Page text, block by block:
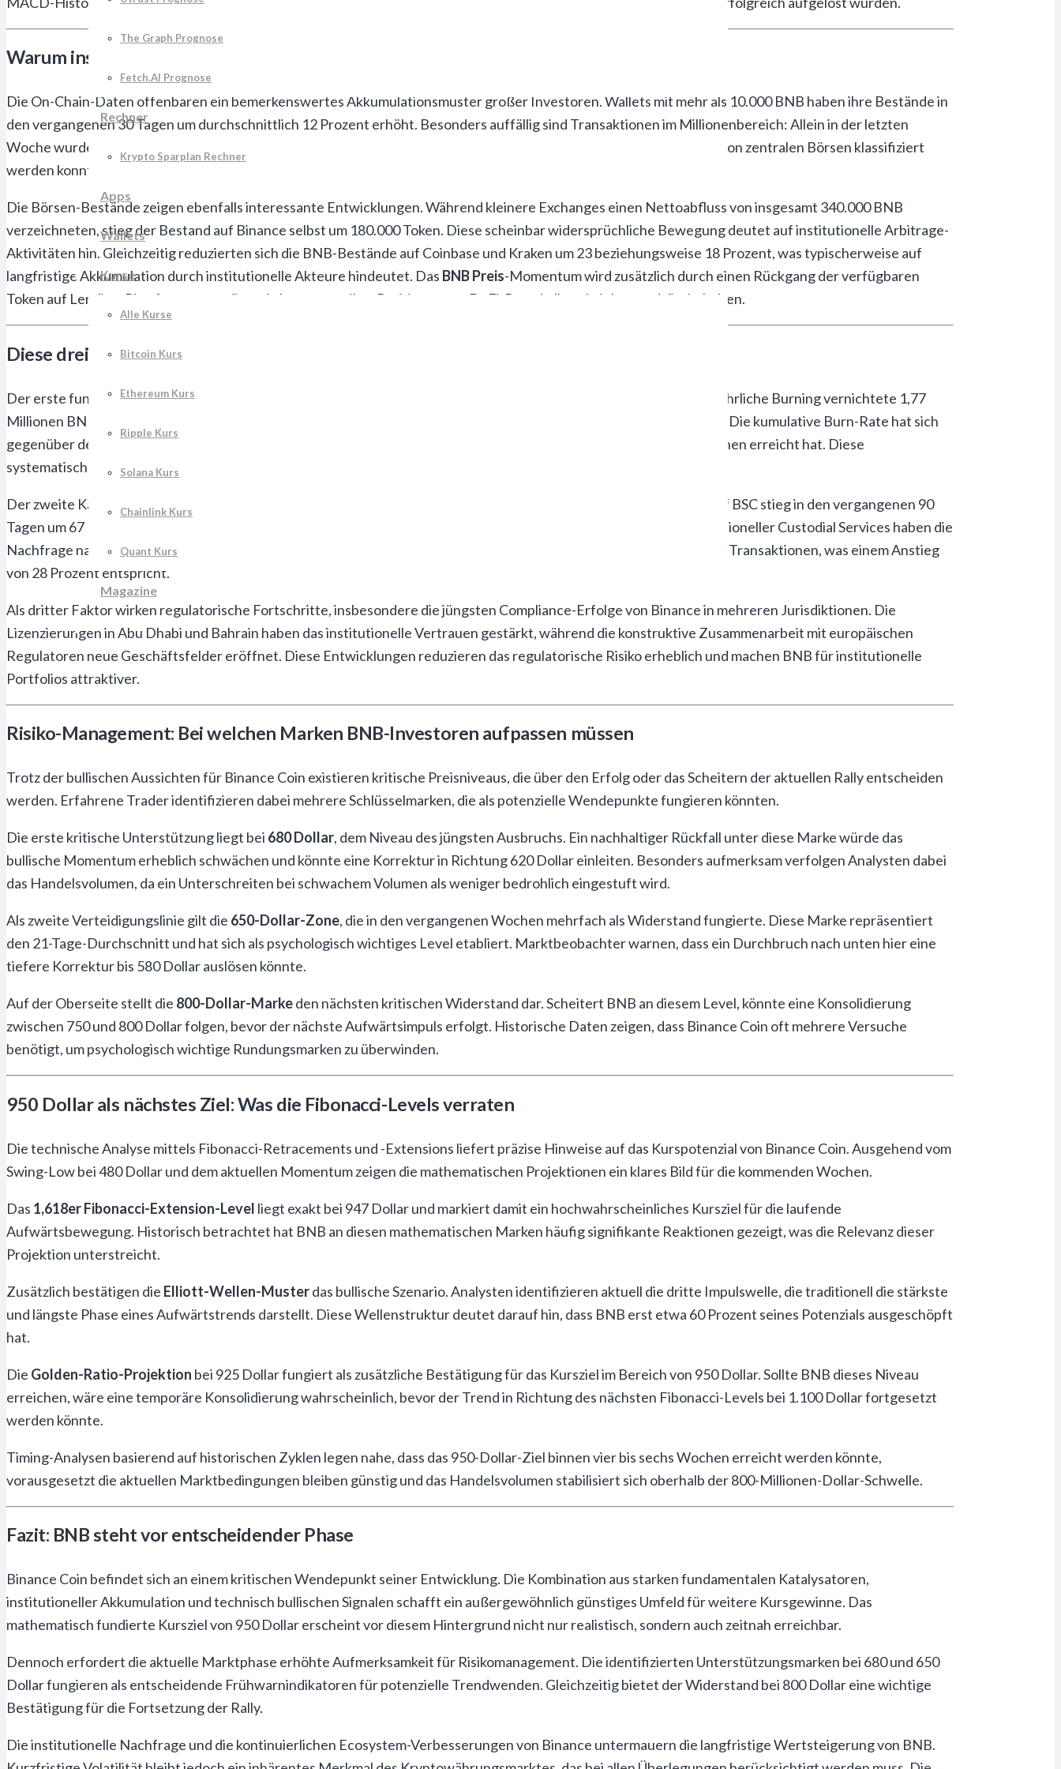
The Graph Prognose
Fetch.AI Prognose
Rechner
Krypto Sparplan Rechner
Apps
Wallets
Kurse
Alle Kurse
Bitcoin Kurs
Ethereum Kurs
Ripple Kurs
Solana Kurs
Chainlink Kurs
Quant Kurs
Magazine
Warum institutionelle Investoren gerade massiv BNB akkumulieren
Die On-Chain-Daten offenbaren ein bemerkenswertes Akkumulationsmuster großer Investoren. Wallets mit mehr als 10.000 BNB haben ihre Bestände in
den vergangenen 30 Tagen um durchschnittlich 12 Prozent erhöht. Besonders auffällig sind Transaktionen im Millionenbereich: Allein in der letzten
Woche wurden 47 Transfers mit jeweils über einer Million Dollar Gegenwert registriert, wobei die meisten als Käufe von zentralen Börsen klassifiziert
werden konnten.
Die Börsen-Bestände zeigen ebenfalls interessante Entwicklungen. Während kleinere Exchanges einen Nettoabfluss von insgesamt 340.000 BNB
verzeichneten, stieg der Bestand auf Binance selbst um 180.000 Token. Diese scheinbar widersprüchliche Bewegung deutet auf institutionelle Arbitrage-
Aktivitäten hin. Gleichzeitig reduzierten sich die BNB-Bestände auf Coinbase und Kraken um 23 beziehungsweise 18 Prozent, was typischerweise auf
langfristige Akkumulation durch institutionelle Akteure hindeutet. Das BNB Preis-Momentum wird zusätzlich durch einen Rückgang der verfügbaren
Token auf Lending-Plattformen gestützt, da Investoren ihre Positionen aus DeFi-Protokollen abziehen und direkt halten.
Diese drei Katalysatoren treiben Binance Coin zum neuen Allzeithoch
Der erste fundamentale Treiber liegt im beschleunigten Token-Burn-Mechanismus von Binance. Das jüngste vierteljährliche Burning vernichtete 1,77
Millionen BNB im Wert von 1,17 Milliarden Dollar, was die bisher zweitgrößte Burn-Aktion in der Geschichte darstellt. Die kumulative Burn-Rate hat sich
gegenüber dem Vorquartal um 34 Prozent erhöht, während die Gesamtzahl der verbrannten Token bereits 57,8 Millionen erreicht hat. Diese
systematische Angebotsreduzierung wirkt als kontinuierlicher Preistreiber.
Der zweite Katalysator ergibt sich aus der Expansion des Binance Smart Chain Ecosystems. Die Total Value Locked auf BSC stieg in den vergangenen 90
Tagen um 67 Prozent auf 8,9 Milliarden Dollar. Neue DeFi-Protokoll-Launches und die Integration zusätzlicher institutioneller Custodial Services haben die
Nachfrage nach BNB als Gas-Token deutlich erhöht. Gleichzeitig verzeichnet die BNB Chain täglich über 4,2 Millionen Transaktionen, was einem Anstieg
von 28 Prozent entspricht.
Als dritter Faktor wirken regulatorische Fortschritte, insbesondere die jüngsten Compliance-Erfolge von Binance in mehreren Jurisdiktionen. Die
Lizenzierungen in Abu Dhabi und Bahrain haben das institutionelle Vertrauen gestärkt, während die konstruktive Zusammenarbeit mit europäischen
Regulatoren neue Geschäftsfelder eröffnet. Diese Entwicklungen reduzieren das regulatorische Risiko erheblich und machen BNB für institutionelle
Portfolios attraktiver.
Risiko-Management: Bei welchen Marken BNB-Investoren aufpassen müssen
Trotz der bullischen Aussichten für Binance Coin existieren kritische Preisniveaus, die über den Erfolg oder das Scheitern der aktuellen Rally entscheiden
werden. Erfahrene Trader identifizieren dabei mehrere Schlüsselmarken, die als potenzielle Wendepunkte fungieren könnten.
Die erste kritische Unterstützung liegt bei 680 Dollar, dem Niveau des jüngsten Ausbruchs. Ein nachhaltiger Rückfall unter diese Marke würde das
bullische Momentum erheblich schwächen und könnte eine Korrektur in Richtung 620 Dollar einleiten. Besonders aufmerksam verfolgen Analysten dabei
das Handelsvolumen, da ein Unterschreiten bei schwachem Volumen als weniger bedrohlich eingestuft wird.
Als zweite Verteidigungslinie gilt die 650-Dollar-Zone, die in den vergangenen Wochen mehrfach als Widerstand fungierte. Diese Marke repräsentiert
den 21-Tage-Durchschnitt und hat sich als psychologisch wichtiges Level etabliert. Marktbeobachter warnen, dass ein Durchbruch nach unten hier eine
tiefere Korrektur bis 580 Dollar auslösen könnte.
Auf der Oberseite stellt die 800-Dollar-Markeden nächsten kritischen Widerstand dar. Scheitert BNB an diesem Level, könnte eine Konsolidierung
zwischen 750 und 800 Dollar folgen, bevor der nächste Aufwärtsimpuls erfolgt. Historische Daten zeigen, dass Binance Coin oft mehrere Versuche
benötigt, um psychologisch wichtige Rundungsmarken zu überwinden.
950 Dollar als nächstes Ziel: Was die Fibonacci-Levels verraten
Die technische Analyse mittels Fibonacci-Retracements und -Extensions liefert präzise Hinweise auf das Kurspotenzial von Binance Coin. Ausgehend vom
Swing-Low bei 480 Dollar und dem aktuellen Momentum zeigen die mathematischen Projektionen ein klares Bild für die kommenden Wochen.
Das 1,618er Fibonacci-Extension-Level liegt exakt bei 947 Dollar und markiert damit ein hochwahrscheinliches Kursziel für die laufende
Aufwärtsbewegung. Historisch betrachtet hat BNB an diesen mathematischen Marken häufig signifikante Reaktionen gezeigt, was die Relevanz dieser
Projektion unterstreicht.
Zusätzlich bestätigen die Elliott-Wellen-Musterdas bullische Szenario. Analysten identifizieren aktuell die dritte Impulswelle, die traditionell die stärkste
und längste Phase eines Aufwärtstrends darstellt. Diese Wellenstruktur deutet darauf hin, dass BNB erst etwa 60 Prozent seines Potenzials ausgeschöpft
hat.
Die Golden-Ratio-Projektion bei 925 Dollar fungiert als zusätzliche Bestätigung für das Kursziel im Bereich von 950 Dollar. Sollte BNB dieses Niveau
erreichen, wäre eine temporäre Konsolidierung wahrscheinlich, bevor der Trend in Richtung des nächsten Fibonacci-Levels bei 1.100 Dollar fortgesetzt
werden könnte.
Timing-Analysen basierend auf historischen Zyklen legen nahe, dass das 950-Dollar-Ziel binnen vier bis sechs Wochen erreicht werden könnte,
vorausgesetzt die aktuellen Marktbedingungen bleiben günstig und das Handelsvolumen stabilisiert sich oberhalb der 800-Millionen-Dollar-Schwelle.
Fazit: BNB steht vor entscheidender Phase
Binance Coin befindet sich an einem kritischen Wendepunkt seiner Entwicklung. Die Kombination aus starken fundamentalen Katalysatoren,
institutioneller Akkumulation und technisch bullischen Signalen schafft ein außergewöhnlich günstiges Umfeld für weitere Kursgewinne. Das
mathematisch fundierte Kursziel von 950 Dollar erscheint vor diesem Hintergrund nicht nur realistisch, sondern auch zeitnah erreichbar.
Dennoch erfordert die aktuelle Marktphase erhöhte Aufmerksamkeit für Risikomanagement. Die identifizierten Unterstützungsmarken bei 680 und 650
Dollar fungieren als entscheidende Frühwarnindikatoren für potenzielle Trendwenden. Gleichzeitig bietet der Widerstand bei 800 Dollar eine wichtige
Bestätigung für die Fortsetzung der Rally.
Die institutionelle Nachfrage und die kontinuierlichen Ecosystem-Verbesserungen von Binance untermauern die langfristige Wertsteigerung von BNB.